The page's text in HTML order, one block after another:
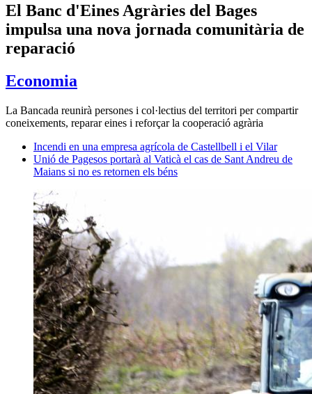
El Banc d'Eines Agràries del Bages
impulsa una nova jornada comunitària de
reparació
Economia
La Bancada reunirà persones i col·lectius del territori per compartir
coneixements, reparar eines i reforçar la cooperació agrària
Incendi en una empresa agrícola de Castellbell i el Vilar
Unió de Pagesos portarà al Vaticà el cas de Sant Andreu de
Maians si no es retornen els béns